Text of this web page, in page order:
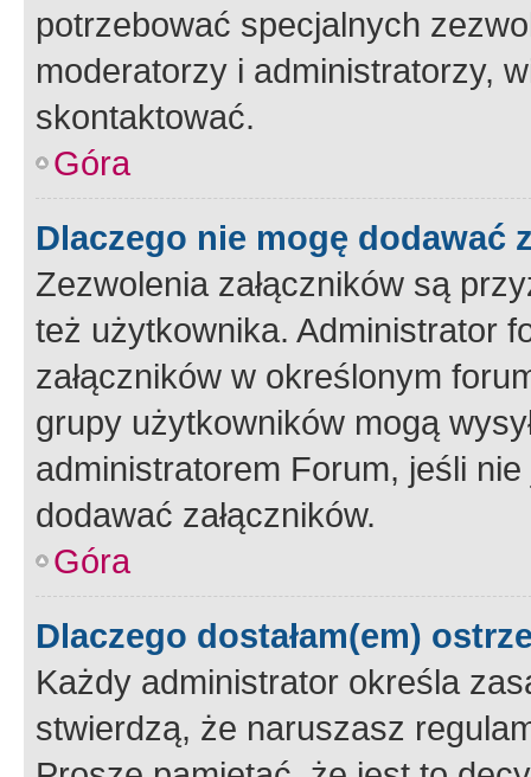
potrzebować specjalnych
moderatorzy i administratorzy,
skontaktować.
Góra
Dlaczego nie mogę dodawać
Zezwolenia załączników są
też użytkownika. Administrator
załączników w określonym
grupy użytkowników mogą
administratorem Forum, jeśli
dodawać załączników.
Góra
Dlaczego dostałam(em)
Każdy administrator określa
stwierdzą, że naruszasz